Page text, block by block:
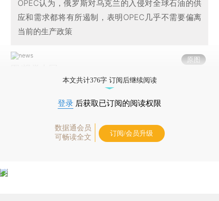
OPEC认为，俄罗斯对乌克兰的入侵对全球石油的供
应和需求都将有所遏制，表明OPEC几乎不需要偏离
当前的生产政策
原图
本文共计376字 订阅后继续阅读
登录 后获取已订阅的阅读权限
数据通会员
可畅读全文
订阅/会员升级